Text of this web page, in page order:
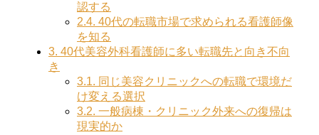
認する
2.4. 40代の転職市場で求められる看護師像
を知る
3. 40代美容外科看護師に多い転職先と向き不向
き
3.1. 同じ美容クリニックへの転職で環境だ
け変える選択
3.2. 一般病棟・クリニック外来への復帰は
現実的か